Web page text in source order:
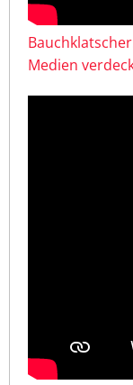
Medien